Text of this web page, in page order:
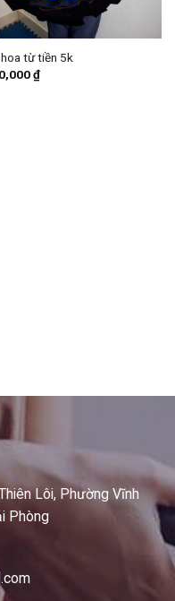
từ tiền 5k
₫
Lôi, Phường Vĩnh
Phòng